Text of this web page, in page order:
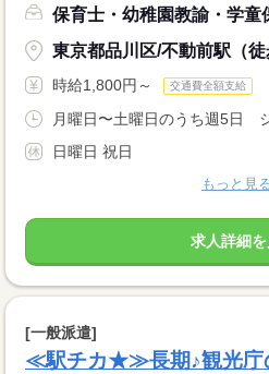
保育士・幼稚園教諭・学童
東京都品川区/不動前駅（徒
時給1,800円～ 交通費全額支給
月曜日〜土曜日のうち週5日
日曜日 祝日
もっと見
求人詳細
[一般派遣]
≪駅チカ★≫長期♪観光庁